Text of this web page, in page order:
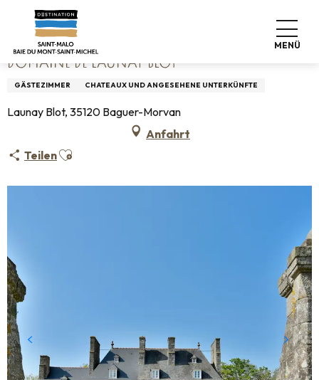
contenu
principal
MENÜ
Startseite
DOMAINE DE LAUNAY BLOT
GÄSTEZIMMER CHATEAUX UND ANGESEHENE UNTERKÜNFTE
Launay Blot, 35120 Baguer-Morvan
Anfahrt
TeilenAjouter aux favoris